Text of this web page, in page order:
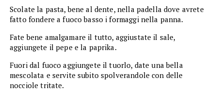
Scolate la pasta, bene al dente, nella padella dove avrete
fatto fondere a fuoco basso i formaggi nella panna.
Fate bene amalgamare il tutto, aggiustate il sale,
aggiungete il pepe e la paprika.
Fuori dal fuoco aggiungete il tuorlo, date una bella
mescolata e servite subito spolverandole con delle
nocciole tritate.